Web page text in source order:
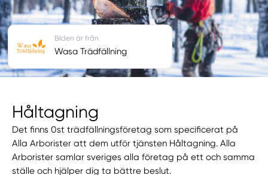
Håltagning
Det finns 0st trädfällningsföretag som specificerat på
Alla Arborister att dem utför tjänsten Håltagning. Alla
Arborister samlar sveriges alla företag på ett och samma
ställe och hjälper dig ta bättre beslut.
Bilden är från
Wasa Trädfällning